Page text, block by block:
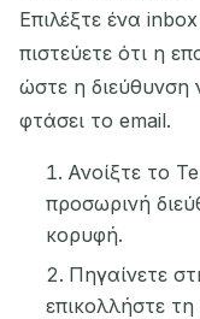
Επιλέξτε ένα
πιστεύετε ότι η
ώστε η διεύθυνση
φτάσει το email.
Ανοίξτε το
προσωρινή
κορυφή.
Πηγαίνετε
επικολλήστε